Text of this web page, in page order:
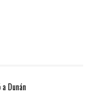
Dunán